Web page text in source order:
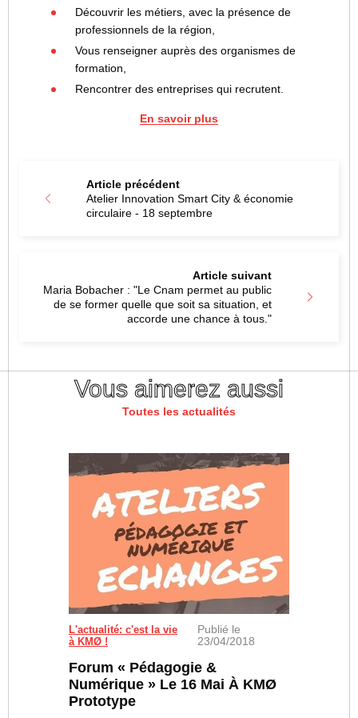
Découvrir les métiers, avec la présence de
professionnels de la région,
Vous renseigner auprès des organismes de
formation,
Rencontrer des entreprises qui recrutent.
En savoir plus
Article précédent
Atelier Innovation Smart City & économie
circulaire - 18 septembre
Article suivant
Maria Bobacher : "Le Cnam permet au public
de se former quelle que soit sa situation, et
accorde une chance à tous."
Vous aimerez aussi
Toutes les actualités
L'actualité: c'est la vie
à KMØ !
Publié le
23/04/2018
Forum « Pédagogie &
Numérique » Le 16 Mai À KMØ
Prototype